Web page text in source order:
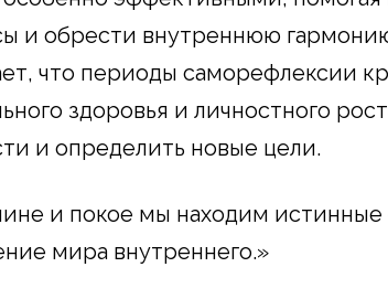
и обрести внутреннюю
что периоды саморефлексии
здоровья и личностного
и определить новые цели.
и покое мы находим
мира внутреннего.»